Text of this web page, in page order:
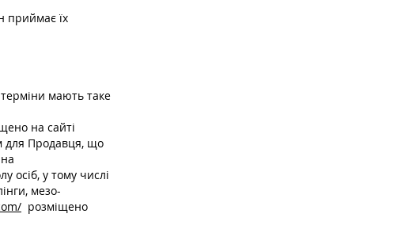
приймає їх
мають таке
на сайті
для Продавця, що
осіб, у тому числі
мезо-
розміщено